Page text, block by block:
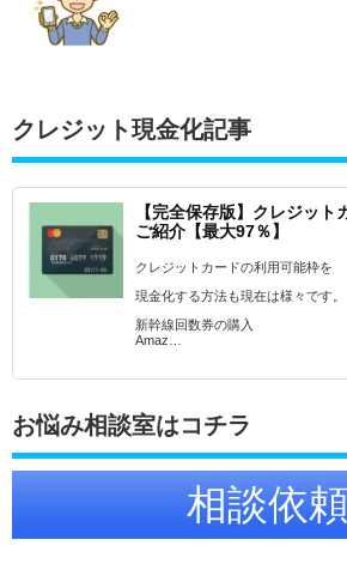
クレジット現金化記事
【完全保存版】クレジッ
ご紹介【最大97％】
クレジットカードの利用可能枠を
現金化する方法も現在は様々です。
新幹線回数券の購入
Amaz…
お悩み相談室はコチラ
相談依